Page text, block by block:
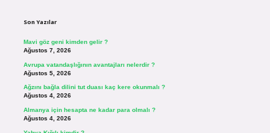
Son Yazılar
Mavi göz geni kimden gelir ?
Ağustos 7, 2026
Avrupa vatandaşlığının avantajları nelerdir ?
Ağustos 5, 2026
Ağzını bağla dilini tut duası kaç kere okunmalı ?
Ağustos 4, 2026
Almanya için hesapta ne kadar para olmalı ?
Ağustos 4, 2026